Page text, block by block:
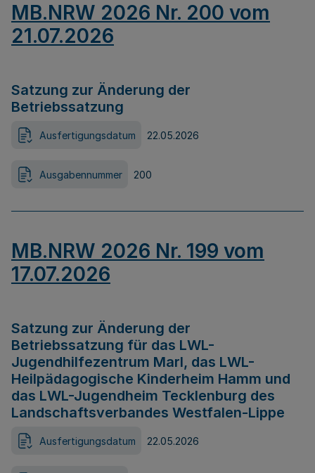
MB.NRW 2026 Nr. 200 vom
21.07.2026
Satzung zur Änderung der
Betriebssatzung
Ausfertigungsdatum 22.05.2026
Ausgabennummer 200
MB.NRW 2026 Nr. 199 vom
17.07.2026
Satzung zur Änderung der
Betriebssatzung für das LWL-
Jugendhilfezentrum Marl, das LWL-
Heilpädagogische Kinderheim Hamm und
das LWL-Jugendheim Tecklenburg des
Landschaftsverbandes Westfalen-Lippe
Ausfertigungsdatum 22.05.2026